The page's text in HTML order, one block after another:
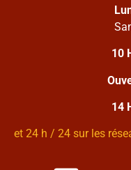
10
14
et 24 h / 24 sur les